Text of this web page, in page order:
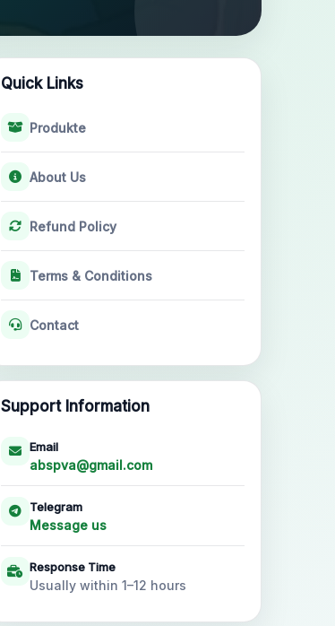
Quick Links
Produkte
About Us
Refund Policy
Terms & Conditions
Contact
Support Information
Email
abspva@gmail.com
Telegram
Message us
Response Time
Usually within 1–12 hours